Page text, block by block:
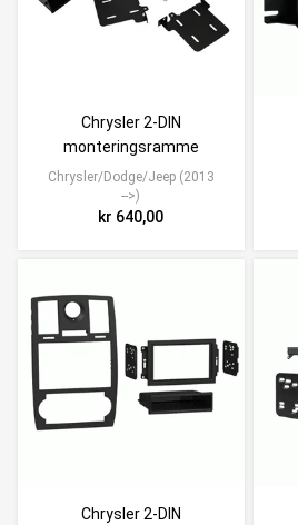
Chrysler 2-DIN
monteringsramme
Chrysler/Dodge/Jeep (2013
-->)
kr 640,00
Chrysler 2-DIN